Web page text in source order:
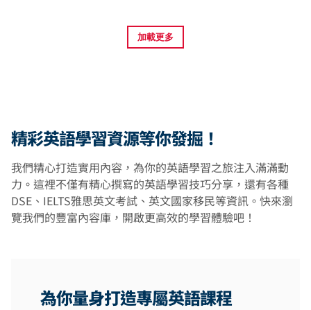
加載更多
精彩英語學習資源等你發掘！
我們精心打造實用內容，為你的英語學習之旅注入滿滿動
力。這裡不僅有精心撰寫的英語學習技巧分享，還有各種
DSE、IELTS雅思英文考試、英文國家移民等資訊。快來瀏
覽我們的豐富內容庫，開啟更高效的學習體驗吧！
為你量身打造專屬英語課程